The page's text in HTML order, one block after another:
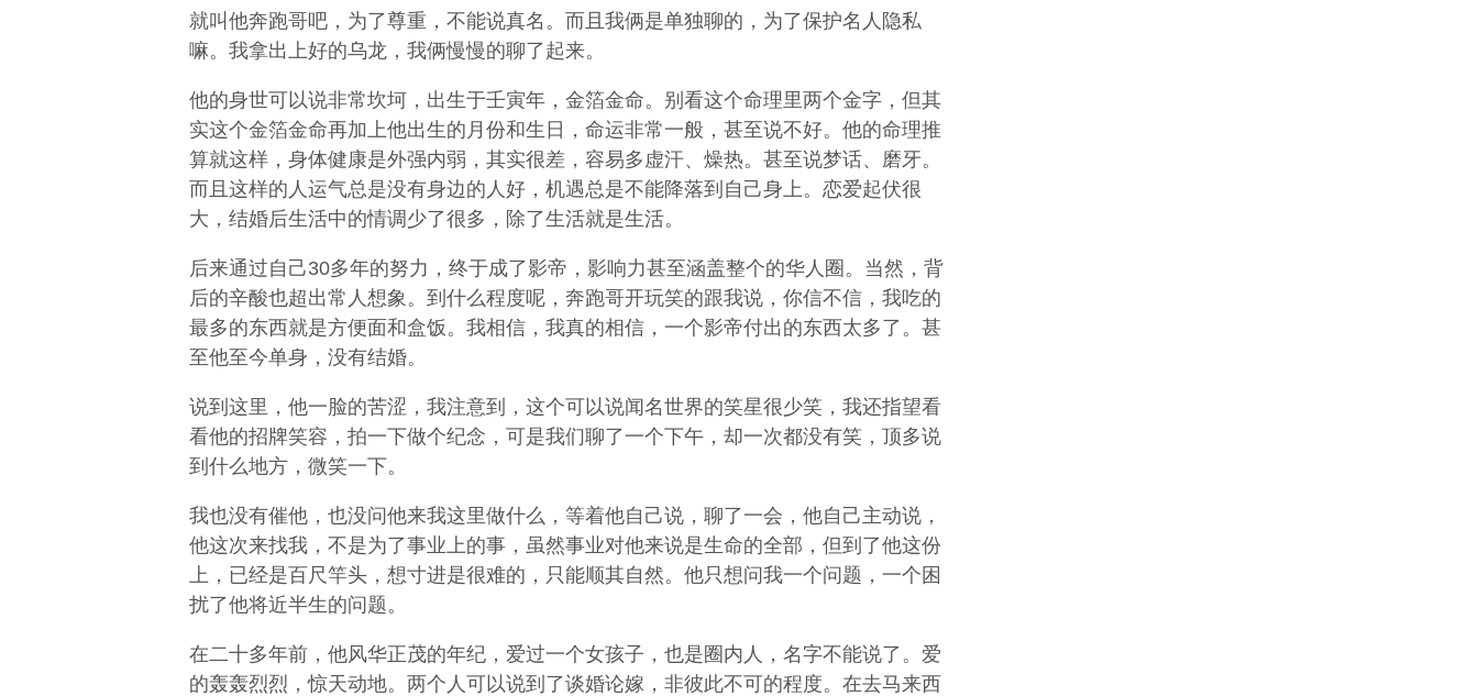
就叫他奔跑哥吧，为了尊重，不能说真名。而且我俩是单独聊的，为了保护名人隐私
嘛。我拿出上好的乌龙，我俩慢慢的聊了起来。
他的身世可以说非常坎坷，出生于壬寅年，金箔金命。别看这个命理里两个金字，但其
实这个金箔金命再加上他出生的月份和生日，命运非常一般，甚至说不好。他的命理推
算就这样，身体健康是外强内弱，其实很差，容易多虚汗、燥热。甚至说梦话、磨牙。
而且这样的人运气总是没有身边的人好，机遇总是不能降落到自己身上。恋爱起伏很
大，结婚后生活中的情调少了很多，除了生活就是生活。
后来通过自己30多年的努力，终于成了影帝，影响力甚至涵盖整个的华人圈。当然，背
后的辛酸也超出常人想象。到什么程度呢，奔跑哥开玩笑的跟我说，你信不信，我吃的
最多的东西就是方便面和盒饭。我相信，我真的相信，一个影帝付出的东西太多了。甚
至他至今单身，没有结婚。
说到这里，他一脸的苦涩，我注意到，这个可以说闻名世界的笑星很少笑，我还指望看
看他的招牌笑容，拍一下做个纪念，可是我们聊了一个下午，却一次都没有笑，顶多说
到什么地方，微笑一下。
我也没有催他，也没问他来我这里做什么，等着他自己说，聊了一会，他自己主动说，
他这次来找我，不是为了事业上的事，虽然事业对他来说是生命的全部，但到了他这份
上，已经是百尺竿头，想寸进是很难的，只能顺其自然。他只想问我一个问题，一个困
扰了他将近半生的问题。
在二十多年前，他风华正茂的年纪，爱过一个女孩子，也是圈内人，名字不能说了。爱
的轰轰烈烈，惊天动地。两个人可以说到了谈婚论嫁，非彼此不可的程度。在去马来西